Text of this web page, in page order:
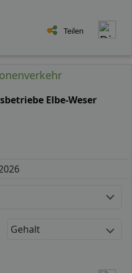
Teilen
Elbe-Weser
Gehalt